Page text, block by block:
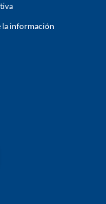
la información